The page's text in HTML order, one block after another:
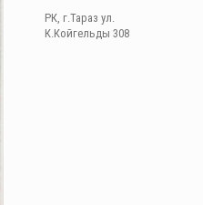
РК, г.Тараз ул.
К.Койгельды 308